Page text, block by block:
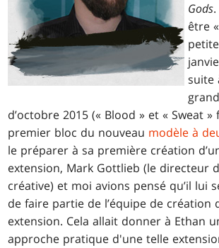
Gods
être
suite
d’octobre 2015 (« Blood » et « Sweat
premier bloc du nouveau modèle à
le préparer à sa première création
extension, Mark Gottlieb (le directeur
créative) et moi avions pensé qu’il lui
de faire partie de l’équipe de création
extension. Cela allait donner à Ethan
approche pratique d'une telle